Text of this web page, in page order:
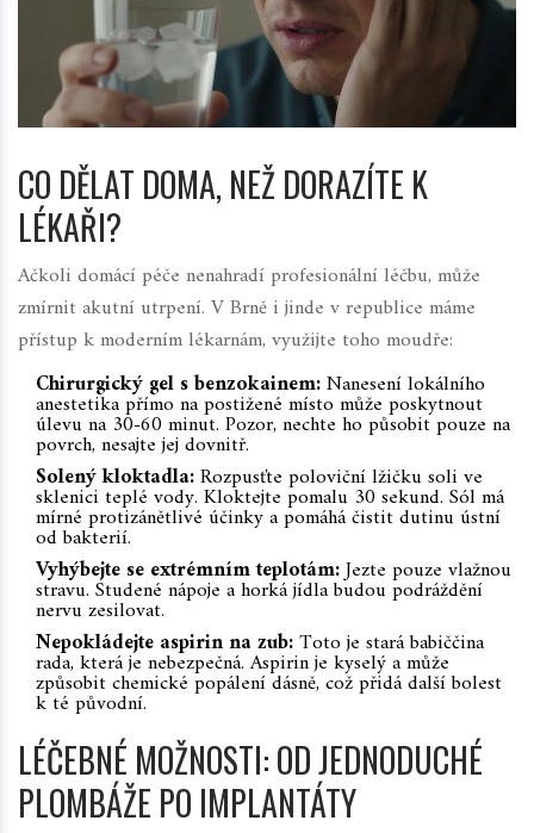
CO DĚLAT DOMA, NEŽ DORAZÍTE K
LÉKAŘI?
Ačkoli domácí péče nenahradí profesionální léčbu, může
zmírnit akutní utrpení. V Brně i jinde v republice máme
přístup k moderním lékarnám, využijte toho moudře:
Chirurgický gel s benzokainem:Nanesení lokálního
anestetika přímo na postižené místo může poskytnout
úlevu na 30-60 minut. Pozor, nechte ho působit pouze na
povrch, nesajte jej dovnitř.
Solený kloktadla:Rozpusťte poloviční lžičku soli ve
sklenici teplé vody. Kloktejte pomalu 30 sekund. Sól má
mírné protizánětlivé účinky a pomáhá čistit dutinu ústní
od bakterií.
Vyhýbejte se extrémním teplotám:Jezte pouze vlažnou
stravu. Studené nápoje a horká jídla budou podráždění
nervu zesilovat.
Nepokládejte aspirin na zub:Toto je stará babiččina
rada, která je nebezpečná. Aspirin je kyselý a může
způsobit chemické popálení dásně, což přidá další bolest
k té původní.
LÉČEBNÉ MOŽNOSTI: OD JEDNODUCHÉ
PLOMBÁŽE PO IMPLANTÁTY